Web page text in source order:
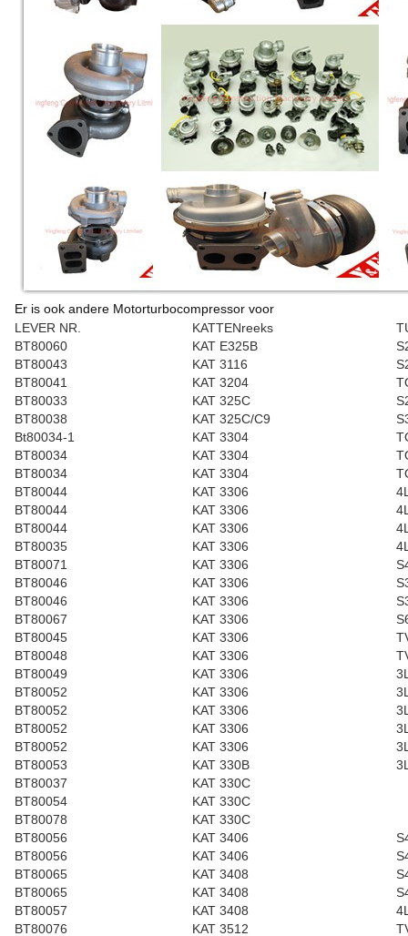
Er is ook andere Motorturbocompressor voor
LEVER NR.
KATTENreeks
BT80060
KAT E325B
BT80043
KAT 3116
BT80041
KAT 3204
BT80033
KAT 325C
BT80038
KAT 325C/C9
Bt80034-1
KAT 3304
BT80034
KAT 3304
BT80034
KAT 3304
BT80044
KAT 3306
BT80044
KAT 3306
BT80044
KAT 3306
BT80035
KAT 3306
BT80071
KAT 3306
BT80046
KAT 3306
BT80046
KAT 3306
BT80067
KAT 3306
BT80045
KAT 3306
BT80048
KAT 3306
BT80049
KAT 3306
BT80052
KAT 3306
BT80052
KAT 3306
BT80052
KAT 3306
BT80052
KAT 3306
BT80053
KAT 330B
BT80037
KAT 330C
BT80054
KAT 330C
BT80078
KAT 330C
BT80056
KAT 3406
BT80056
KAT 3406
BT80065
KAT 3408
BT80065
KAT 3408
BT80057
KAT 3408
BT80076
KAT 3512